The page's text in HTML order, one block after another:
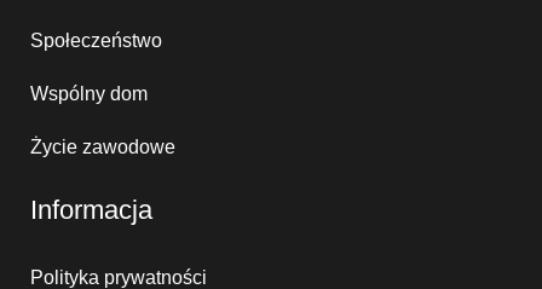
Społeczeństwo
Wspólny dom
Życie zawodowe
Informacja
Polityka prywatności